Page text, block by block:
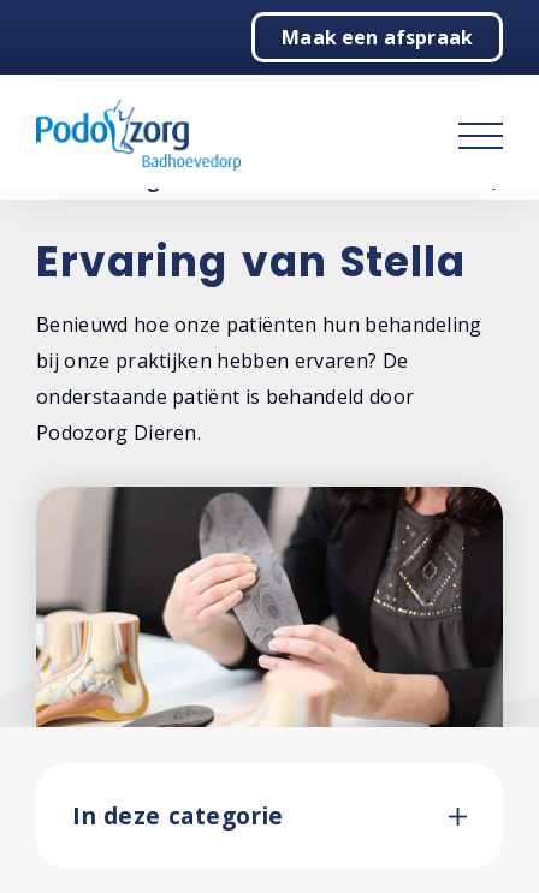
Maak een afspraak
Podologie
Over ons
Ervaring van Stella
Benieuwd hoe onze patiënten hun behandeling
bij onze praktijken hebben ervaren? De
onderstaande patiënt is behandeld door
Podozorg Dieren.
In deze categorie